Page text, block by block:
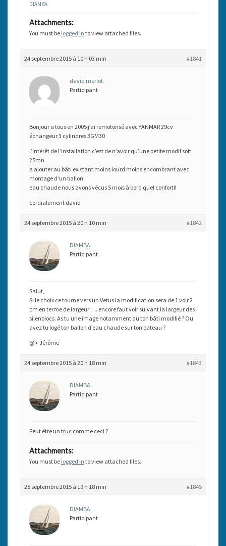
DIAMBA.
Attachments:
You must be logged in to view attached files.
24 septembre 2015 à 10 h 03 min #1841
david merlot
Participant
Bonjour a tous en 2005 j’ai remotorisé avec YANMAR 29cv
échangeur 3 cylindres 3GM30
l’intérêt de l’installation c’est de n’avoir qu’une petite modif soit
25mn
a ajouter au bâti existant moins lourd moins encombrant avec
montage d’un ballon
eau chaude nous avons vécus 5 mois à bord quel confort!!
cordialement david
24 septembre 2015 à 20 h 10 min #1842
DIAMBA
Participant
Salut,
Si le choix ce tourne vers un Vetus la modification sera de 1 voir 2
cm en terme de largeur …. encore faut voir suivant la largeur des
silenblocs. As tu une image notamment du ton bâti modifié ? Ou
avez tu logé ton ballon d’eau chaude sur ton bateau ?
@+ Jérôme
24 septembre 2015 à 20 h 18 min #1843
DIAMBA
Participant
Peut être un truc comme ceci ?
Attachments:
You must be logged in to view attached files.
28 septembre 2015 à 19 h 18 min #1845
DIAMBA
Participant